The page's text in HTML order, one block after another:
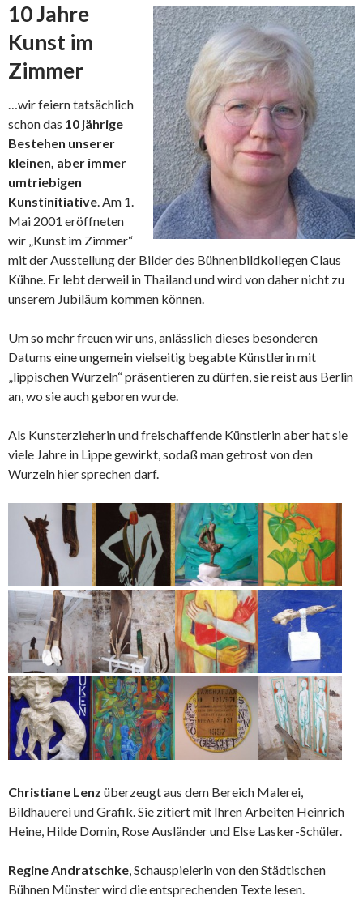
10 Jahre
Kunst im
Zimmer
…wir feiern tatsächlich
schon das 10 jährige
Bestehen unserer
kleinen, aber immer
umtriebigen
Kunstinitiative. Am 1.
Mai 2001 eröffneten
wir „Kunst im Zimmer“
mit der Ausstellung der Bilder des Bühnenbildkollegen Claus
Kühne. Er lebt derweil in Thailand und wird von daher nicht zu
unserem Jubiläum kommen können.
Um so mehr freuen wir uns, anlässlich dieses besonderen
Datums eine ungemein vielseitig begabte Künstlerin mit
„lippischen Wurzeln“ präsentieren zu dürfen, sie reist aus Berlin
an, wo sie auch geboren wurde.
Als Kunsterzieherin und freischaffende Künstlerin aber hat sie
viele Jahre in Lippe gewirkt, sodaß man getrost von den
Wurzeln hier sprechen darf.
Christiane Lenz überzeugt aus dem Bereich Malerei,
Bildhauerei und Grafik. Sie zitiert mit Ihren Arbeiten Heinrich
Heine, Hilde Domin, Rose Ausländer und Else Lasker-Schüler.
Regine Andratschke, Schauspielerin von den Städtischen
Bühnen Münster wird die entsprechenden Texte lesen.